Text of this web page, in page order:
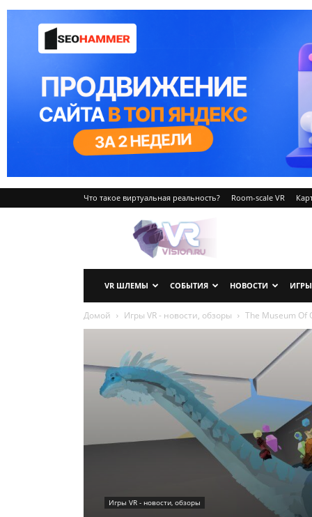
Что такое виртуальная реальность? Room-scale VR
VRvision.ru
VR ШЛЕМЫ СОБЫТИЯ НОВОСТИ ИГРЫ
Домой Игры VR - новости, обзоры The Museum Of
Игры VR - новости, обзоры